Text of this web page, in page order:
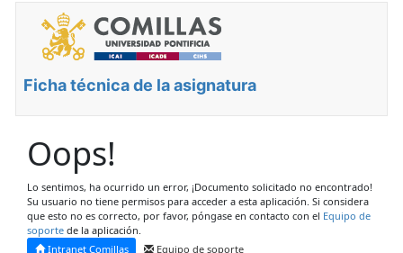
Ficha técnica de la asignatura
Oops!
Lo sentimos, ha ocurrido un error, ¡Documento solicitado no encontrado!
Su usuario no tiene permisos para acceder a esta aplicación. Si considera
que esto no es correcto, por favor, póngase en contacto con el Equipo de
soporte de la aplicación.
Intranet Comillas
Equipo de soporte